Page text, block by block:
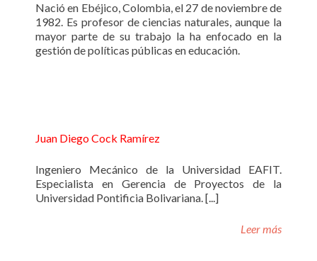
Nació en Ebéjico, Colombia, el 27 de noviembre de
1982. Es profesor de ciencias naturales, aunque la
mayor parte de su trabajo la ha enfocado en la
gestión de políticas públicas en educación.
Juan Diego Cock Ramírez
Ingeniero Mecánico de la Universidad EAFIT.
Especialista en Gerencia de Proyectos de la
Universidad Pontificia Bolivariana. [...]
Leer más